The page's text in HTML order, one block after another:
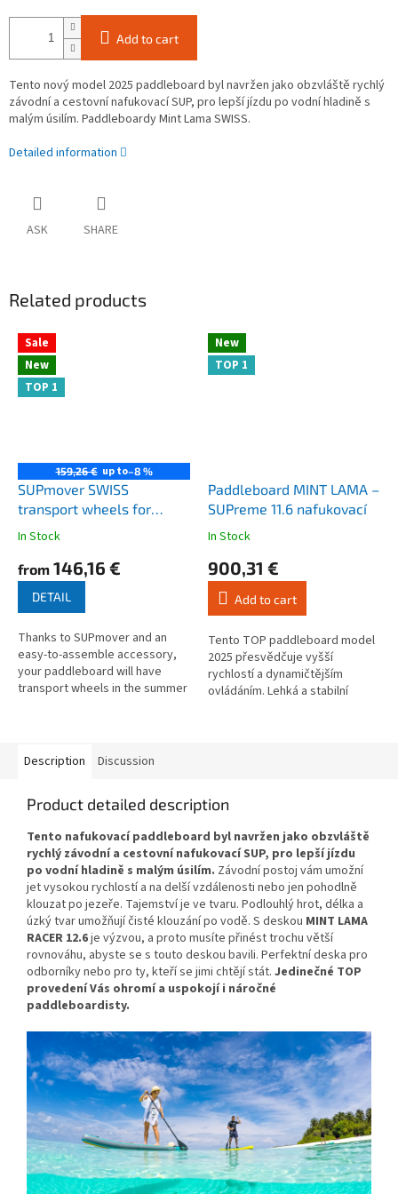
Add to cart
Tento nový model 2025 paddleboard byl navržen jako obzvláště rychlý
závodní a cestovní nafukovací SUP, pro lepší jízdu po vodní hladině s
malým úsilím. Paddleboardy Mint Lama SWISS.
Detailed information
ASK SHARE
Related products
Sale
New
TOP 1
159,26 € up to–8 %
SUPmover SWISS
transport wheels for
paddleboard and skis
The
product
rating
out
of
5
stars.
In Stock
from 146,16 €
DETAIL
Thanks to SUPmover and an
easy-to-assemble accessory,
your paddleboard will have
transport wheels in the summer
New
TOP 1
Paddleboard MINT LAMA –
SUPreme 11.6 nafukovací
The
product
rating
out
of
5
stars.
In Stock
900,31 €
Add to cart
Tento TOP paddleboard model
2025 přesvědčuje vyšší
rychlostí a dynamičtějším
ovládáním. Lehká a stabilní
Description Discussion
Product detailed description
Tento nafukovací paddleboard byl navržen jako obzvláště
rychlý závodní a cestovní nafukovací SUP, pro lepší jízdu
po vodní hladině s malým úsilím. Závodní postoj vám umožní
jet vysokou rychlostí a na delší vzdálenosti nebo jen pohodlně
klouzat po jezeře. Tajemství je ve tvaru. Podlouhlý hrot, délka a
úzký tvar umožňují čisté klouzání po vodě. S deskou MINT LAMA
RACER 12.6je výzvou, a proto musíte přinést trochu větší
rovnováhu, abyste se s touto deskou bavili. Perfektní deska pro
odborníky nebo pro ty, kteří se jimi chtějí stát. Jedinečné TOP
provedení Vás ohromí a uspokojí i náročné
paddleboardisty.